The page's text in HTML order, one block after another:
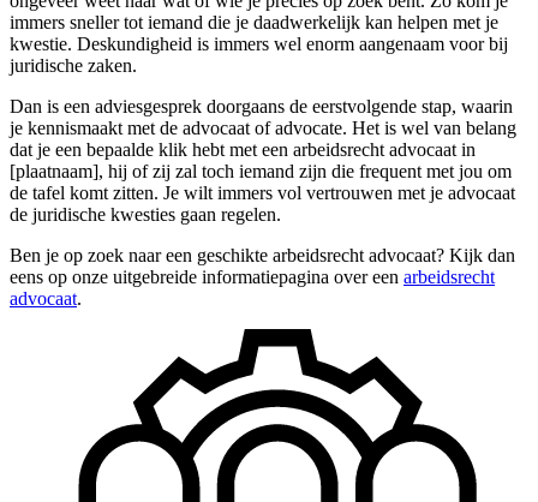
immers sneller tot iemand die je daadwerkelijk kan helpen met je
kwestie. Deskundigheid is immers wel enorm aangenaam voor bij
juridische zaken.
Dan is een adviesgesprek doorgaans de eerstvolgende stap, waarin
je kennismaakt met de advocaat of advocate. Het is wel van belang
dat je een bepaalde klik hebt met een arbeidsrecht advocaat in
[plaatnaam], hij of zij zal toch iemand zijn die frequent met jou om
de tafel komt zitten. Je wilt immers vol vertrouwen met je advocaat
de juridische kwesties gaan regelen.
Ben je op zoek naar een geschikte arbeidsrecht advocaat? Kijk dan
eens op onze uitgebreide informatiepagina over een arbeidsrecht
advocaat.